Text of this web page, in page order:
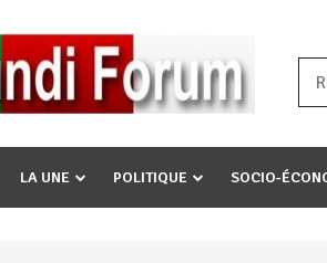
, ingorane ni ugupfa nabi ,gupfa
n’igihugu cakwibarutse ? »
LA UNE POLITIQUE SOCIO-